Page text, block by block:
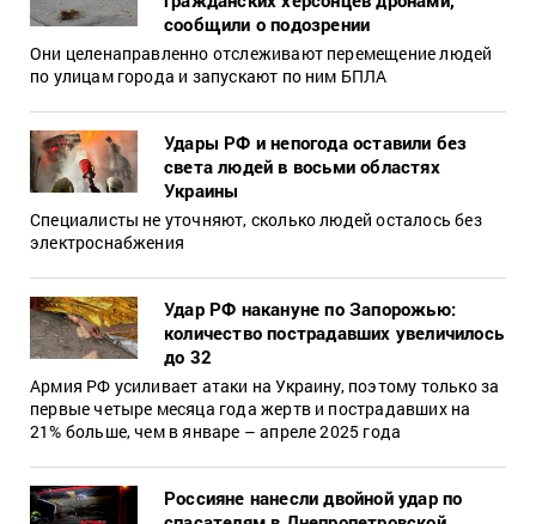
сообщили о подозрении
Они целенаправленно отслеживают перемещение людей
по улицам города и запускают по ним БПЛА
Удары РФ и непогода оставили без
света людей в восьми областях
Украины
Специалисты не уточняют, сколько людей осталось без
электроснабжения
Удар РФ накануне по Запорожью:
количество пострадавших увеличилось
до 32
Армия РФ усиливает атаки на Украину, поэтому только за
первые четыре месяца года жертв и пострадавших на
21% больше, чем в январе – апреле 2025 года
Россияне нанесли двойной удар по